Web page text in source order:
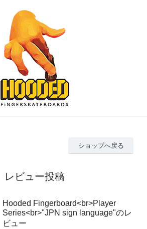
ショップへ戻る
レビュー投稿
Hooded Fingerboard<br>Player
Series<br>"JPN sign language"のレ
ビュー